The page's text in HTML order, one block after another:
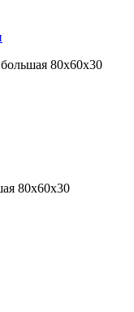
80х60х30
80х60х30